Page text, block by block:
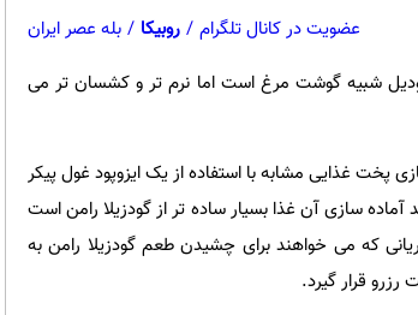
عضویت در کانال تلگرام / روبیکا / بله عصر ایران
شبیه گوشت مرغ است اما نرم تر و کشسان تر می
غذایی مشابه با استفاده از یک ایزوپود غول پیکر
آماده سازی آن غذا بسیار ساده تر از گودزیلا رامن است
که می خواهند برای چشیدن طعم گودزیلا رامن به